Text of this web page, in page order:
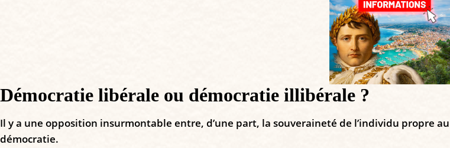
Démocratie libérale ou démocratie illibérale ?
Il y a une opposition insurmontable entre, d’une part, la souveraineté de l’individu propre
démocratie.